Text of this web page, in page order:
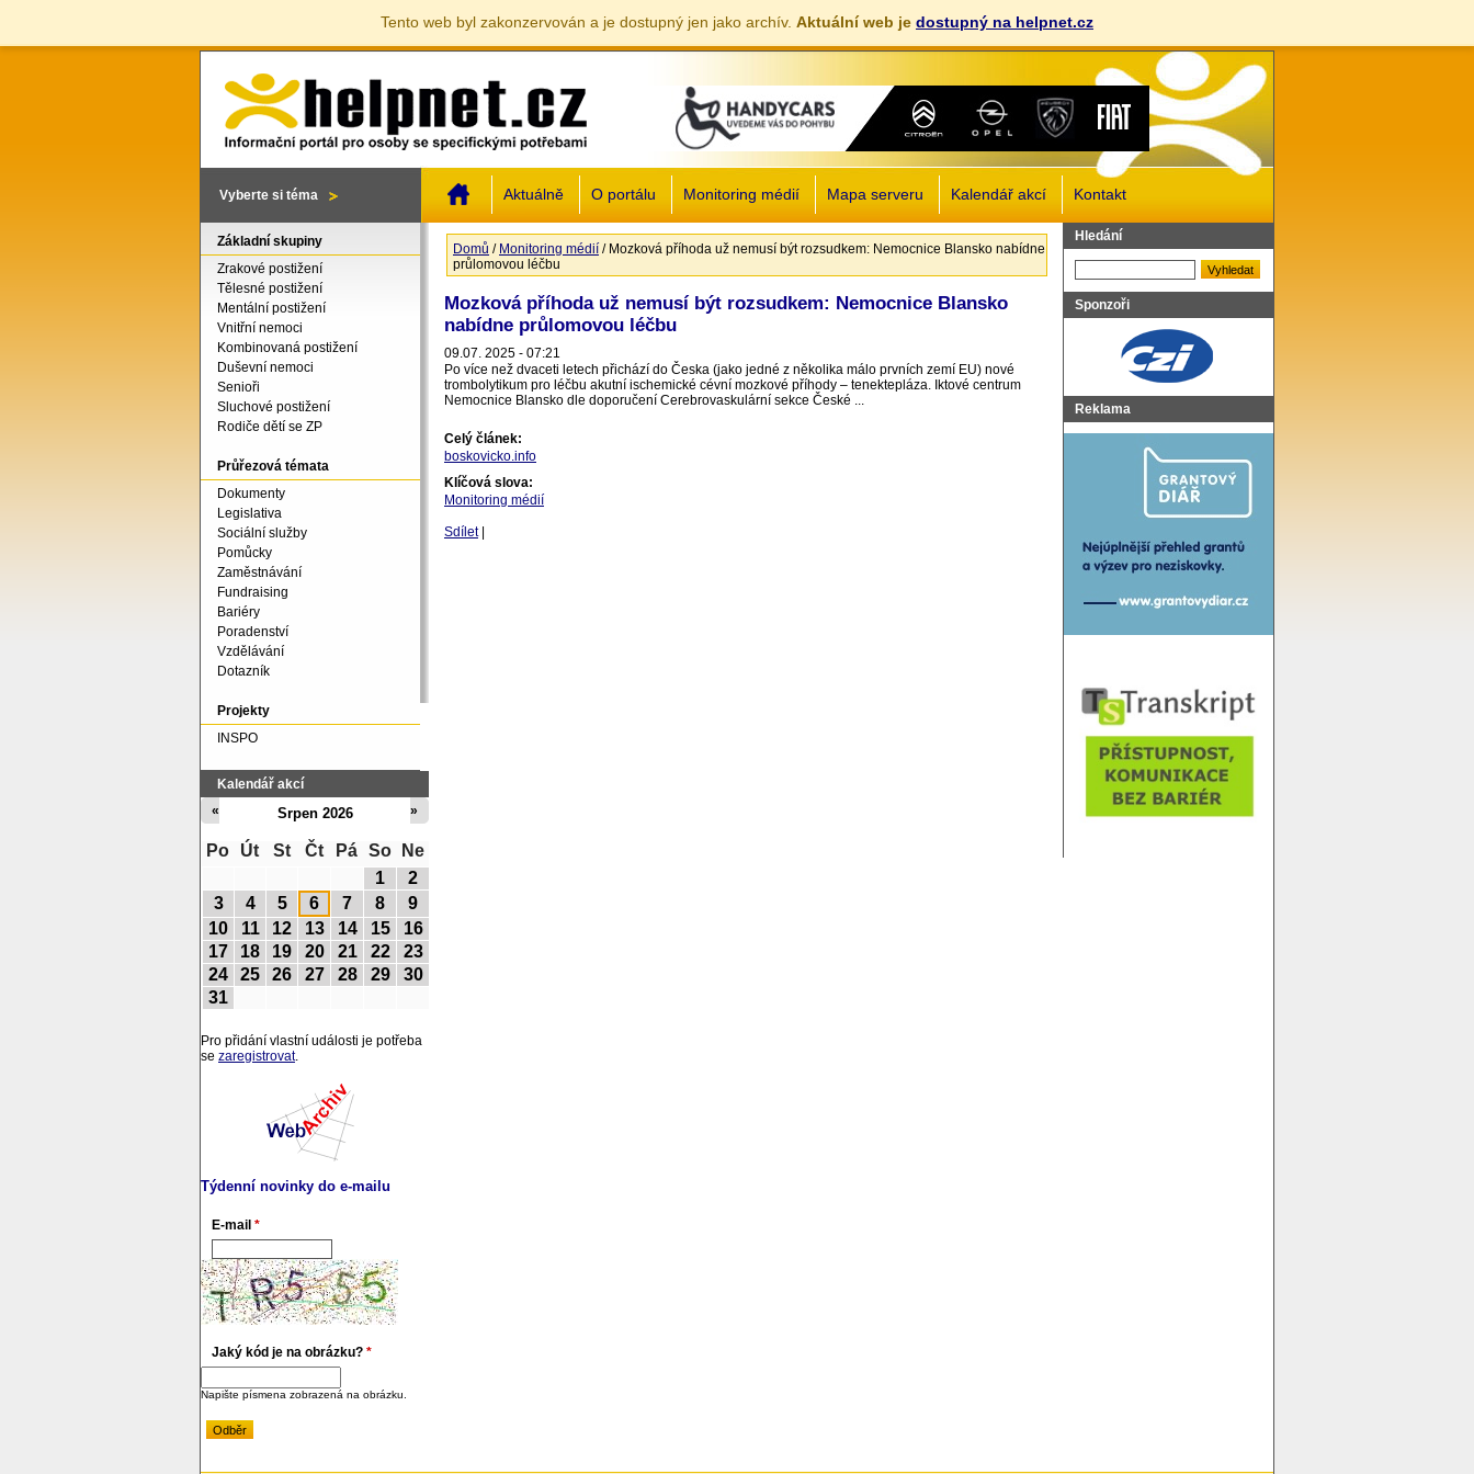
Tento web byl zakonzervován a je dostupný jen jako archív. Aktuální web je dostupný na helpnet.cz
Vyberte si téma Aktuálně O portálu Monitoring médií Mapa serveru Kalendář akcí Kontakt
Jste zde
Domů / Monitoring médií / Mozková příhoda už nemusí být rozsudkem: Nemocnice Blansko nabídne
průlomovou léčbu
Mozková příhoda už nemusí být rozsudkem: Nemocnice Blansko
nabídne průlomovou léčbu
09.07. 2025 - 07:21
Po více než dvaceti letech přichází do Česka (jako jedné z několika málo prvních zemí EU) nové
trombolytikum pro léčbu akutní ischemické cévní mozkové příhody – tenektepláza. Iktové centrum
Nemocnice Blansko dle doporučení Cerebrovaskulární sekce České ...
Celý článek:
boskovicko.info
Klíčová slova:
Monitoring médií
Sdílet
Základní skupiny
Zrakové postižení
Tělesné postižení
Mentální postižení
Vnitřní nemoci
Kombinovaná postižení
Duševní nemoci
Senioři
Sluchové postižení
Rodiče dětí se ZP
Průřezová témata
Dokumenty
Legislativa
Sociální služby
Pomůcky
Zaměstnávání
Fundraising
Bariéry
Poradenství
Vzdělávání
Dotazník
Projekty
INSPO
Kalendář akcí
Srpen 2026
« »
Po Út St Čt Pá So
Ne
1
2
3
4 5 6 7 8
9
10
11 12 13 14 15
16
17
18 19 20 21 22
23
24
25 26 27 28 29
30
31
Pro přidání vlastní události je potřeba
se zaregistrovat.
Týdenní novinky do e-mailu
E-mail *
Jaký kód je na obrázku? *
Napište písmena zobrazená na obrázku.
Hledání
Sponzoři
Reklama